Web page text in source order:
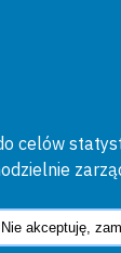
celów
Nie akceptuję,